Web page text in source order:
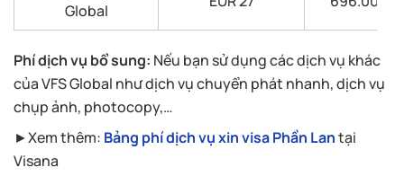
Global
Phí dịch vụ bổ sung: Nếu bạn sử dụng các dịch vụ khác
của VFS Global như dịch vụ chuyển phát nhanh, dịch vụ
chụp ảnh, photocopy,…
►Xem thêm: Bảng phí dịch vụ xin visa Phần Lantại
Visana